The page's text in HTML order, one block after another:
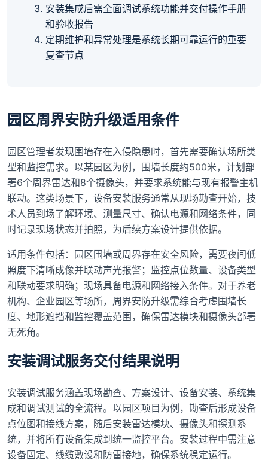
安装集成后需全面调试系统功能并交付操作手册
和验收报告
定期维护和异常处理是系统长期可靠运行的重要
复查节点
园区周界安防升级适用条件
园区管理者发现围墙存在入侵隐患时，首先需要确认场所类
型和监控需求。以某园区为例，围墙长度约500米，计划部
署6个周界雷达和8个摄像头，并要求系统能与现有报警主机
联动。这类场景下，设备安装服务通常从现场勘查开始，技
术人员到场了解环境、测量尺寸、确认电源和网络条件，同
时记录现场状态并拍照，为后续方案设计提供依据。
适用条件包括：园区围墙或周界存在安全风险，需要夜间低
照度下清晰成像并联动声光报警；监控点位数量、设备类型
和联动要求明确；现场具备电源和网络接入条件。对于养老
机构、企业园区等场所，周界安防升级需综合考虑围墙长
度、地形遮挡和监控覆盖范围，确保雷达模块和摄像头部署
无死角。
安装调试服务交付结果说明
安装调试服务涵盖现场勘查、方案设计、设备安装、系统集
成和调试测试的全流程。以园区项目为例，勘查后形成设备
点位图和接线方案，随后安装雷达模块、摄像头和探测系
统，并将所有设备集成到统一监控平台。安装过程中需注意
设备固定、线缆敷设和防雷接地，确保系统稳定运行。